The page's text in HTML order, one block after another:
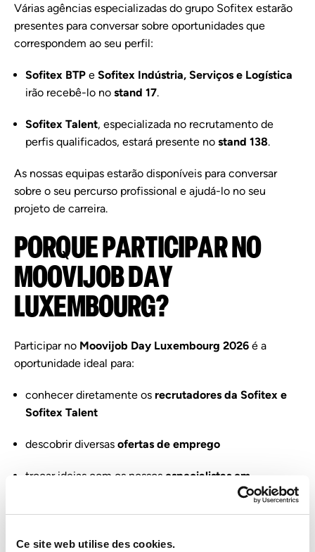
Ce site web utilise des cookies.
Várias agências especializadas do grupo Sofitex estarão
presentes para conversarsobre oportunidades que
correspondem ao seu perfil:
Sofitex BTP e Sofitex Indústria, Serviços e Logística
irão recebê-lo no stand 17.
Sofitex Talent, especializada no recrutamento de
perfis qualificados, estará presente no stand 138.
As nossas equipas estarão disponíveis para conversar
sobre o seu percurso profissional e ajudá-lo no seu
projeto de carreira.
PORQUEPARTICIPARNO
MOOVIJOBDAY
LUXEMBOURG?
Participar no Moovijob Day Luxembourg 2026 é a
oportunidade ideal para:
conhecerdiretamente os recrutadores da Sofitex e
Sofitex Talent
descobrirdiversas ofertas de emprego
trocar ideias com os nossos especialistas em